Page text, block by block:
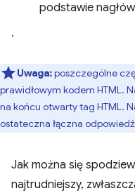
podstawie
.
Uwaga:poszczególne
prawidłowym kodem HTML.
na końcu otwarty tag HTML.
ostateczna łączna
Jak można się
najtrudniejszy,